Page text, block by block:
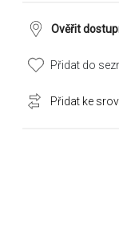
Ověřit
Přidat do
Přidat ke